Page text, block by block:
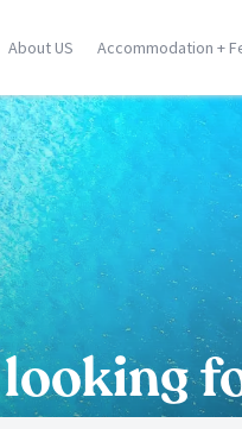
About US Accommodation +
Corse
Porto Vecchio
Moriani
Ghisonaccia
Ile Rousse
Ajaccio
Calvi
Saint Florent
All locations